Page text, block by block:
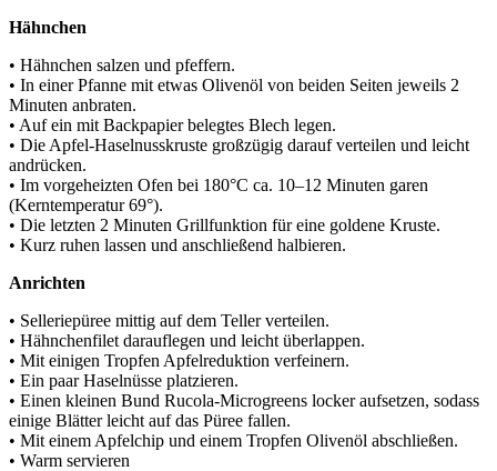
Hähnchen
• Hähnchen salzen und pfeffern.
• In einer Pfanne mit etwas Olivenöl von beiden Seiten jeweils 2
Minuten anbraten.
• Auf ein mit Backpapier belegtes Blech legen.
• Die Apfel-Haselnusskruste großzügig darauf verteilen und leicht
andrücken.
• Im vorgeheizten Ofen bei 180°C ca. 10–12 Minuten garen
(Kerntemperatur 69°).
• Die letzten 2 Minuten Grillfunktion für eine goldene Kruste.
• Kurz ruhen lassen und anschließend halbieren.
Anrichten
• Selleriepüree mittig auf dem Teller verteilen.
• Hähnchenfilet darauflegen und leicht überlappen.
• Mit einigen Tropfen Apfelreduktion verfeinern.
• Ein paar Haselnüsse platzieren.
• Einen kleinen Bund Rucola-Microgreens locker aufsetzen, sodass
einige Blätter leicht auf das Püree fallen.
• Mit einem Apfelchip und einem Tropfen Olivenöl abschließen.
• Warm servieren